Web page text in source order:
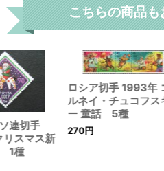
こちらの商品
連切手
スマス新
1種
ロシア切手 1993年
ルネイ・チュコフス
ー 童話 5種
270円